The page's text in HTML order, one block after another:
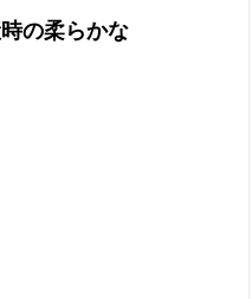
の柔らかな